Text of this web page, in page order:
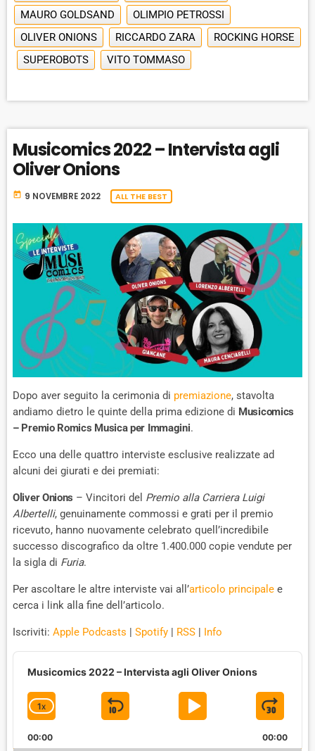
MAURO GOLDSAND
OLIMPIO PETROSSI
OLIVER ONIONS
RICCARDO ZARA
ROCKING HORSE
SUPEROBOTS
VITO TOMMASO
Musicomics 2022 – Intervista agli
Oliver Onions
today 9 NOVEMBRE 2022 ALL THE BEST
Dopo aver seguito la cerimonia di premiazione, stavolta
andiamo dietro le quinte della prima edizione di Musicomics
– Premio Romics Musica per Immagini.
Ecco una delle quattro interviste esclusive realizzate ad
alcuni dei giurati e dei premiati:
Oliver Onions – Vincitori del Premio alla Carriera Luigi
Albertelli, genuinamente commossi e grati per il premio
ricevuto, hanno nuovamente celebrato quell’incredibile
successo discografico da oltre 1.400.000 copie vendute per
la sigla di Furia.
Per ascoltare le altre interviste vai all’articolo principale e
cerca i link alla fine dell’articolo.
Iscriviti: Apple Podcasts | Spotify | RSS | Info
A
Musicomics 2022 – Intervista agli Oliver Onions
C
A
1X
S
P
J
U
00:00 00:00